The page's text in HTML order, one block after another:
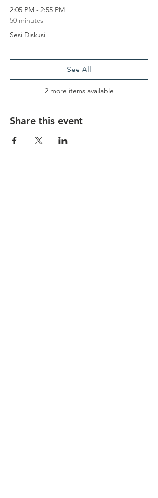
2:05 PM - 2:55 PM
50 minutes
Sesi Diskusi
2 more items available
See All
Share this event